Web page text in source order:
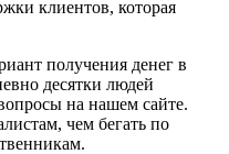
клиентов, которая
получения денег в
десятки людей
на нашем сайте.
чем бегать по